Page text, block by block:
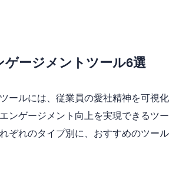
ゲージメントツール6選
ールには、従業員の愛社精神を可視化
ンゲージメント向上を実現できるツー
ぞれのタイプ別に、おすすめのツール